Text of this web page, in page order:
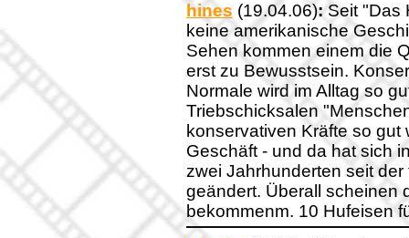
hines (19.04.06): Seit "Das
keine amerikanische
Sehen kommen einem die
erst zu Bewusstsein.
Normale wird im Alltag so
Triebschicksalen
konservativen Kräfte so
Geschäft - und da hat sich
zwei Jahrhunderten seit
geändert. Überall scheinen
bekommenm. 10 Hufeisen